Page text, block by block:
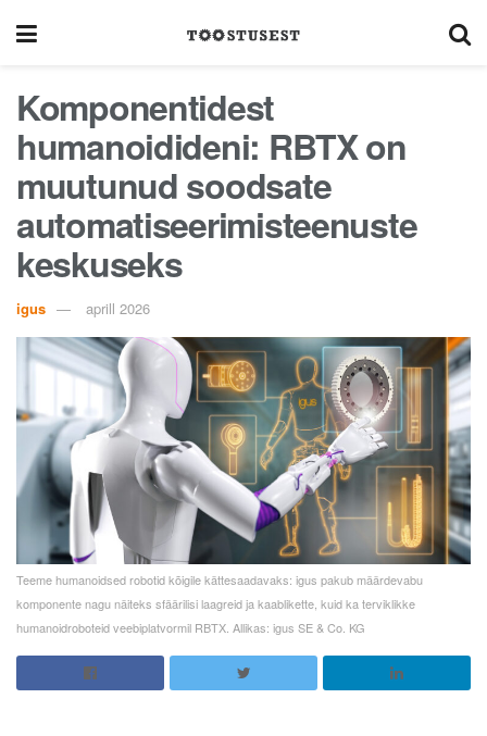
Komponentidest
humanoidideni: RBTX on
muutunud soodsate
automatiseerimisteenuste
keskuseks
igus aprill 2026
Teeme humanoidsed robotid kõigile kättesaadavaks: igus pakub määrdevabu
komponente nagu näiteks sfäärilisi laagreid ja kaablikette, kuid ka terviklikke
humanoidroboteid veebiplatvormil RBTX. Allikas: igus SE & Co. KG